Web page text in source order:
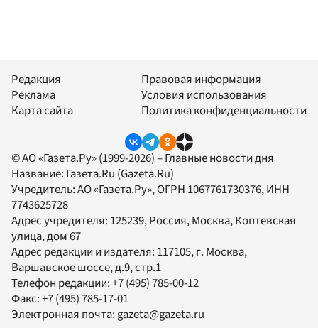
Редакция
Реклама
Карта сайта
Правовая информация
Условия использования
Политика конфиденциальности
© АО «Газета.Ру» (1999-2026) – Главные новости дня
Название: Газета.Ru (Gazeta.Ru)
Учредитель:АО «Газета.Ру», ОГРН 1067761730376, ИНН
7743625728
Адрес учредителя: 125239, Россия, Москва, Коптевская
улица, дом 67
Адрес редакции и издателя: 117105, г. Москва,
Варшавское шоссе, д.9, стр.1
Телефон редакции:+7 (495) 785-00-12
Факс:+7 (495) 785-17-01
Электронная почта: gazeta@gazeta.ru